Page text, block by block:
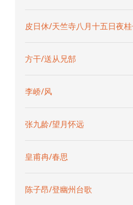
皮日休/天竺寺八月十五日夜
方干/送从兄郜
李峤/风
张九龄/望月怀远
皇甫冉/春思
陈子昂/登幽州台歌